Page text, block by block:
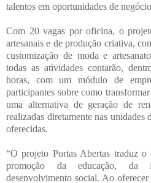
talentos em oportunidades de
Com 20 vagas por oficina, o
artesanais e de produção criativa,
customização de moda e
todas as atividades contarão,
horas, com um módulo de
participantes sobre como
uma alternativa de geração de
realizadas diretamente nas
oferecidas.
“O projeto Portas Abertas traduz
promoção da educação,
desenvolvimento social. Ao